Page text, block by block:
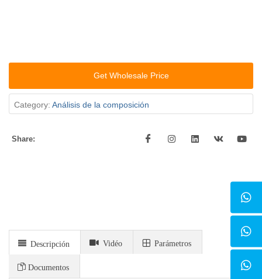
Get Wholesale Price
Category: Análisis de la composición
Share:
Descripción Vidéo Parámetros
Documentos